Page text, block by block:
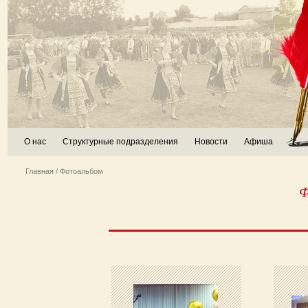
О нас Структурные подразделения Новости Афиша
Главная / Фотоальбом